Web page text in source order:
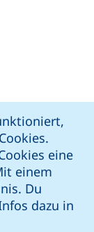
eine
einem
Du
dazu in
Fenster)
wenn Ihr
neues
öffnetLink,
(externer